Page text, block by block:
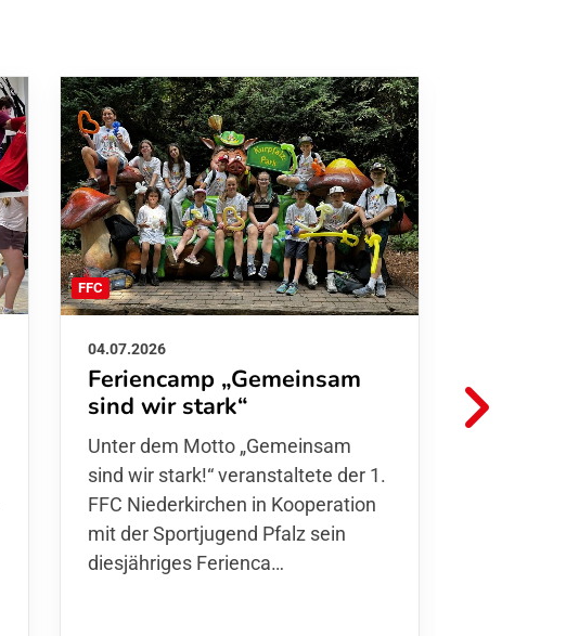
FFC
04.07.2026
Feriencamp „Gemeinsam
sind wir stark“
Unter dem Motto „Gemeinsam sind
wir stark!“ veranstaltete der 1. FFC
Niederkirchen in Kooperation mit
der Sportjugend Pfalz sein
diesjähriges Ferienca…